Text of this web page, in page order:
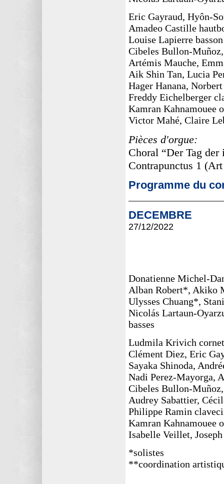
Eric Gayraud, Hyôn-
Amadeo Castille
Louise Lapierre basson
Cibeles Bullon-
Artémis Mauche,
Aik Shin Tan, Lucia
Hager Hanana,
Freddy Eichelberger
Kamran Kahnamouee
Victor Mahé, Claire
Pièces d'orgue:
Choral “Der Tag
Contrapunctus 1
Programme du
DECEMBRE
27/12/2022
Donatienne Michel-
Alban Robert*, Akiko
Ulysses Chuang*,
Nicolás Lartaun-
basses
Ludmila Krivich
Clément Diez, Eric
Sayaka Shinoda,
Nadi Perez-Mayorga,
Cibeles Bullon-
Audrey Sabattier,
Philippe Ramin
Kamran Kahnamouee
Isabelle Veillet,
*solistes
**coordination